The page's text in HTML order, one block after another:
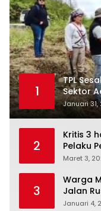
1
TPL
Sektor
Januari 31,
2
Kritis 3
Pelaku
Maret 3,
3
Warga
Jalan
Januari 4,